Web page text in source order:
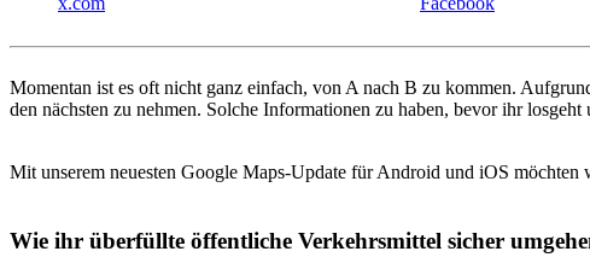
Momentan ist es oft nicht ganz einfach, von A nach B zu kommen.
den nächsten zu nehmen. Solche Informationen zu haben, bevor ihr
Mit unserem neuesten Google Maps-Update für Android und iOS
Wie ihr überfüllte öffentliche Verkehrsmittel sicher